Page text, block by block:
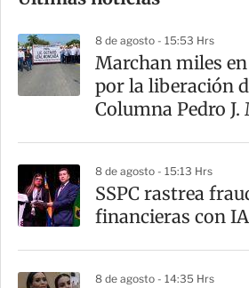
a
t
8 de agosto - 15:53 Hrs
Marchan miles
por la liberación
Columna Pedro J.
8 de agosto - 15:13 Hrs
SSPC rastrea
financieras con IA
8 de agosto - 14:35 Hrs